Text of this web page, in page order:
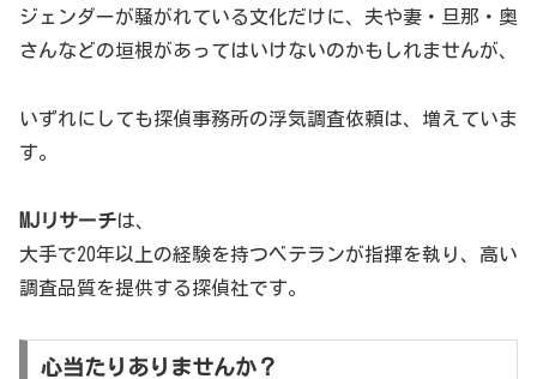
ジェンダーが騒がれている文化だけに、夫や妻・旦那・奥
さんなどの垣根があってはいけないのかもしれませんが、
いずれにしても探偵事務所の浮気調査依頼は、増えていま
す。
MJリサーチは、
大手で20年以上の経験を持つベテランが指揮を執り、高い
調査品質を提供する探偵社です。
心当たりありませんか？